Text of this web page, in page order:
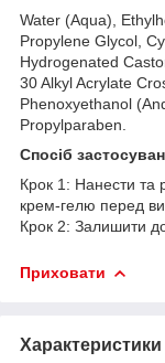
Water (Aqua),
Propylene Glycol,
Hydrogenated
30 Alkyl Acrylate
Phenoxyethanol
Propylparaben.
Спосіб
Крок 1: Нанести та
крем-гелю перед
Крок 2: Залишити
Приховати
Характеристики